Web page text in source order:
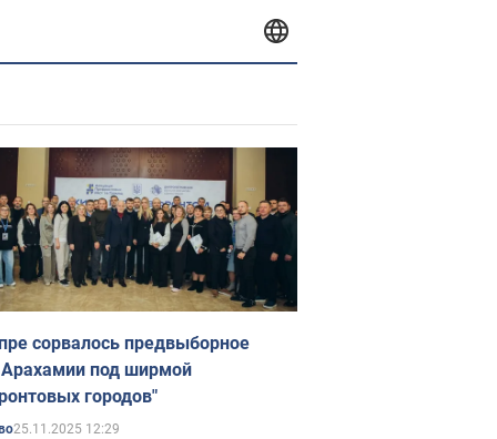
сорвалось предвыборное
Арахамии под ширмой
городов"
25.11.2025 12:29